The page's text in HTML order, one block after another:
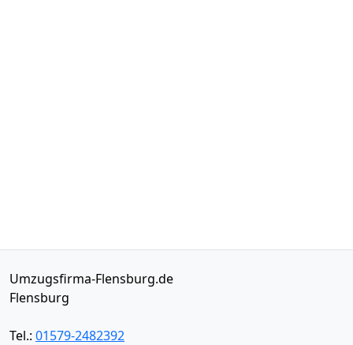
Umzugsfirma-Flensburg.de
Flensburg
Tel.: 01579-2482392